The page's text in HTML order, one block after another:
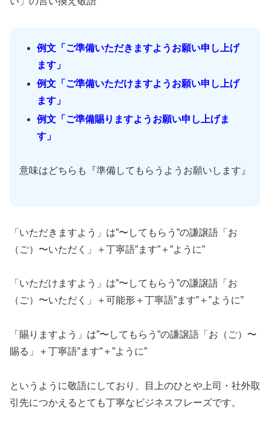
例文「ご準備いただきますようお願い申し上げ
ます」
例文「ご準備いただけますようお願い申し上げ
ます」
例文「ご準備賜りますようお願い申し上げま
す」
意味はどちらも『準備してもらうようお願いします』
「いただきますよう」は”〜してもらう”の謙譲語「お
（ご）〜いただく」＋丁寧語”ます”＋”ように”
「いただけますよう」は”〜してもらう”の謙譲語「お
（ご）〜いただく」＋可能形＋丁寧語”ます”＋”ように”
「賜りますよう」は”〜してもらう”の謙譲語「お（ご）〜
賜る」＋丁寧語”ます”＋”ように”
というように敬語にしており、目上のひとや上司・社外取
引先につかえるとても丁寧なビジネスフレーズです。